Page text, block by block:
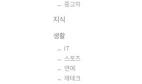
중고차
지식
생활
IT
스포츠
연예
재테크